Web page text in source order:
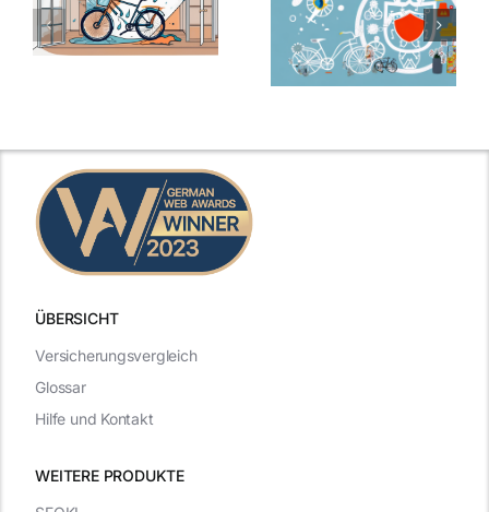
ÜBERSICHT
WEITERE PRODUKTE
Versicherungsvergleich
Glossar
Hilfe und Kontakt